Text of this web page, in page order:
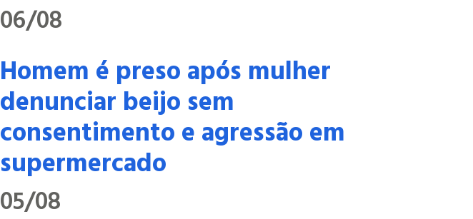
06/08
Homem é preso após mulher
denunciar beijo sem
consentimento e agressão em
supermercado
05/08